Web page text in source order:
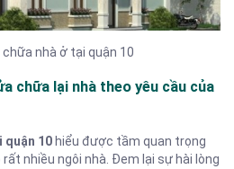
nhà ở tại quận 10
chữa lại nhà theo yêu cầu của
quận 10 hiểu được tầm quan trọng
nhiều ngôi nhà. Đem lại sự hài lòng